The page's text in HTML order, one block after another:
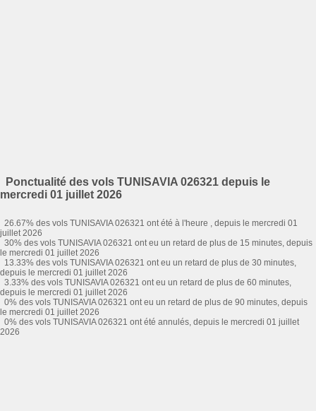
Ponctualité des vols TUNISAVIA 026321 depuis le
mercredi 01 juillet 2026
26.67% des vols TUNISAVIA 026321 ont été à l'heure , depuis le mercredi 01
juillet 2026
30% des vols TUNISAVIA 026321 ont eu un retard de plus de 15 minutes, depuis
le mercredi 01 juillet 2026
13.33% des vols TUNISAVIA 026321 ont eu un retard de plus de 30 minutes,
depuis le mercredi 01 juillet 2026
3.33% des vols TUNISAVIA 026321 ont eu un retard de plus de 60 minutes,
depuis le mercredi 01 juillet 2026
0% des vols TUNISAVIA 026321 ont eu un retard de plus de 90 minutes, depuis
le mercredi 01 juillet 2026
0% des vols TUNISAVIA 026321 ont été annulés, depuis le mercredi 01 juillet
2026